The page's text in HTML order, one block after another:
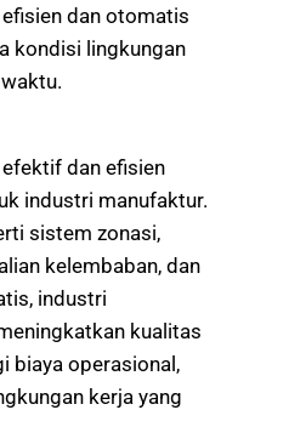
dan otomatis
kondisi lingkungan
dan efisien
industri manufaktur.
sistem zonasi,
kelembaban, dan
industri
kualitas
biaya operasional,
kerja yang